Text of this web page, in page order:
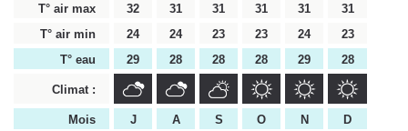
T° air max
32 31 31 31 31
31
T° air min
24 24 23 23 24
23
T° eau
29 28 28 28 29 28
Climat :
Mois J A S O N
D